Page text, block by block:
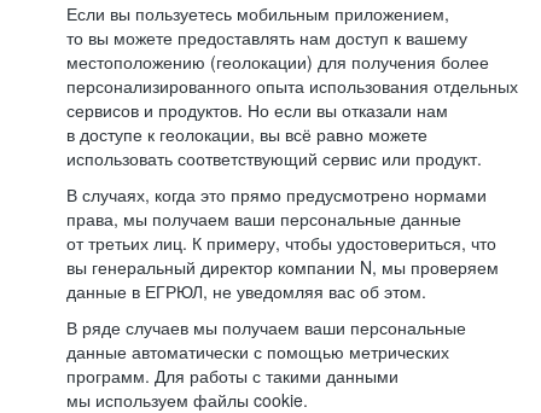
Если вы пользуетесь мобильным приложением,
то вы можете предоставлять нам доступ к вашему
местоположению (геолокации) для получения более
персонализированного опыта использования отдельных
сервисов и продуктов. Но если вы отказали нам
в доступе к геолокации, вы всё равно можете
использовать соответствующий сервис или продукт.
В случаях, когда это прямо предусмотрено нормами
права, мы получаем ваши персональные данные
от третьих лиц. К примеру, чтобы удостовериться, что
вы генеральный директор компании N, мы проверяем
данные в ЕГРЮЛ, не уведомляя вас об этом.
В ряде случаев мы получаем ваши персональные
данные автоматически с помощью метрических
программ. Для работы с такими данными
мы используем файлы cookie.